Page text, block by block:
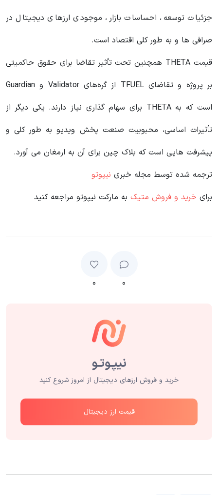
جزئیات توسعه، احساسات بازار، موجودی ارزهای دیجیتال در
صرافی ها و به طور کلی اقتصاد است.
قیمت THETA همچنین تحت تأثیر تقاضا برای حقوق حاکمیتی
بر پروژه و تقاضای TFUEL از گره‌های Validator و Guardian
است که به THETA برای سهام گذاری نیاز دارند. یکی دیگر از
تأثیرات اساسی، محبوبیت صنعت پخش ویدیو به طور کلی و
پیشرفت هایی است که بلاک چین برای آن به ارمغان می آورد.
ترجمه شده توسط مجله خبری نیپوتو
برای خرید و فروش متیک به مارکت نیپوتو مراجعه کنید
۰ ۰
خرید و فروش ارزهای دیجیتال از امروز شروع کنید
قیمت ارز دیجیتال